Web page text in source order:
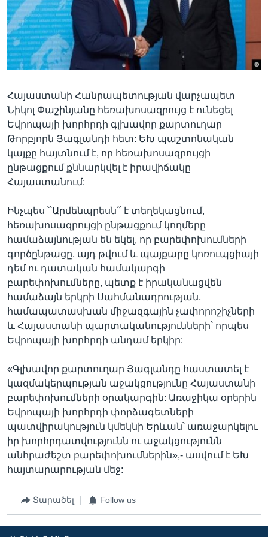
Լեզուներ
Հայաստանի Հանրապետության վարչապետ
Նիկոլ Փաշինյանը հեռախոսազրույց է ունեցել
Եվրոպայի խորհրդի գլխավոր քարտուղար
Թորբյորն Յագլանդի հետ: ԵԽ պաշտոնական
կայքը հայտնում է, որ հեռախոսազրույցի
ընթացքում քննարկվել է իրավիճակը
Հայաստանում:
Ինչպես ՝՝Արմենպրեսն՛՛ է տեղեկացնում,
հեռախոսազրույցի ընթացքում կողմերը
համաձայնության են եկել, որ բարեփոխումների
գործընթացը, այդ թվում և պայքարը կոռուպցիայի
դեմ ու դատական համակարգի
բարեփոխումները, պետք է իրականացվեն
համաձայն երկրի Սահմանադրության,
համապատասխան միջազգային չափորոշիչների
և Հայաստանի պարտականությունների՝ որպես
Եվրոպայի խորհրդի անդամ երկիր:
«Գլխավոր քարտուղար Յագլանդը հաստատել է
կազմակերպության աջակցությունը Հայաստանի
բարեփոխումների օրակարգին: Առաջիկա օրերին
Եվրոպայի խորհրդի փորձագետների
պատվիրակություն կմեկնի Երևան՝ առաջարկելու
իր խորհրդատվությունն ու աջակցությունն
անհրաժեշտ բարեփոխումներին»,- ասվում է ԵԽ
հայտարարության մեջ:
Տարածել Follow us